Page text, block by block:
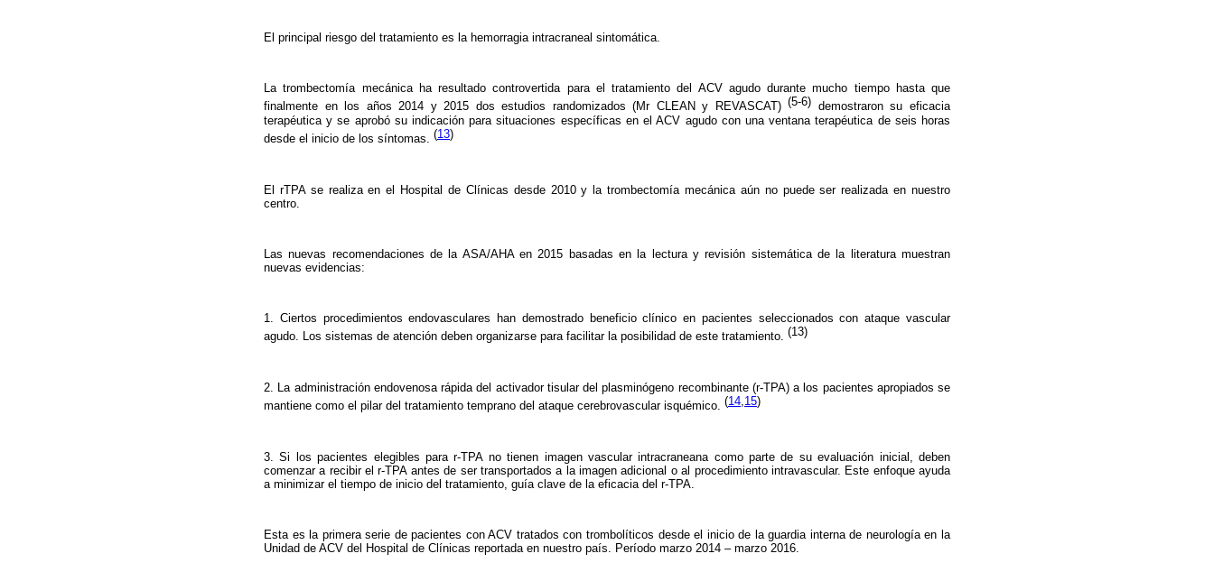
El principal riesgo del tratamiento es la hemorragia intracraneal sintomática.
La trombectomía mecánica ha resultado controvertida para el tratamiento del ACV agudo durante mucho tiempo hasta que
finalmente en los años 2014 y 2015 dos estudios randomizados (Mr CLEAN y REVASCAT)(5-6) demostraron su eficacia
terapéutica y se aprobó su indicación para situaciones específicas en el ACV agudo con una ventana terapéutica de seis horas
desde el inicio de los síntomas. (13)
El rTPA se realiza en el Hospital de Clínicas desde 2010 y la trombectomía mecánica aún no puede ser realizada en nuestro
centro.
Las nuevas recomendaciones de la ASA/AHA en 2015 basadas en la lectura y revisión sistemática de la literatura muestran
nuevas evidencias:
1. Ciertos procedimientos endovasculares han demostrado beneficio clínico en pacientes seleccionados con ataque vascular
agudo. Los sistemas de atención deben organizarse para facilitar la posibilidad de este tratamiento. (13)
2. La administración endovenosa rápida del activador tisular del plasminógeno recombinante (r-TPA) a los pacientes apropiados se
mantiene como el pilar del tratamiento temprano del ataque cerebrovascular isquémico. (14,15)
3. Si los pacientes elegibles para r-TPA no tienen imagen vascular intracraneana como parte de su evaluación inicial, deben
comenzar a recibir el r-TPA antes de ser transportados a la imagen adicional o al procedimiento intravascular. Este enfoque ayuda
a minimizar el tiempo de inicio del tratamiento, guía clave de la eficacia del r-TPA.
Esta es la primera serie de pacientes con ACV tratados con trombolíticos desde el inicio de la guardia interna de neurología en la
Unidad de ACV del Hospital de Clínicas reportada en nuestro país. Período marzo 2014 – marzo 2016.